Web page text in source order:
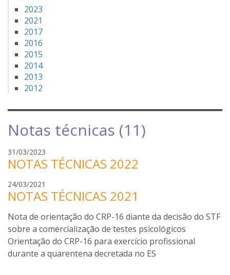
2023
2021
2017
2016
2015
2014
2013
2012
Notas técnicas (11)
31/03/2023
a
a
i
z
e
t
NOTAS TÉCNICAS 2022
24/03/2021
a
i
a
p
NOTAS TÉCNICAS 2021
Nota de orientação do CRP-16 diante da decisão do STF
sobre a comercialização de testes psicológicos
Orientação do CRP-16 para exercício profissional
durante a quarentena decretada no ES